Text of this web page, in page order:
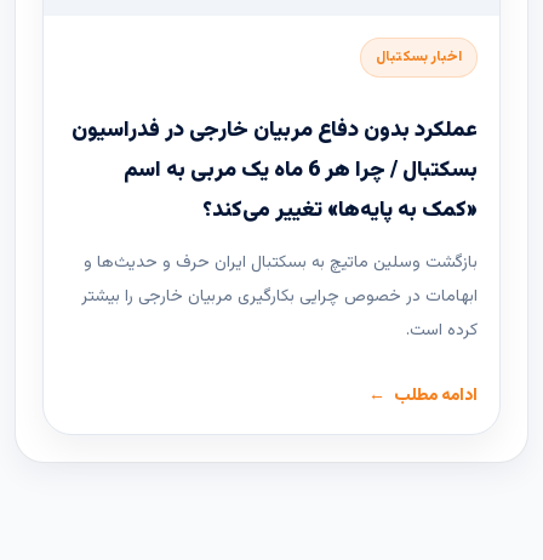
اخبار بسکتبال
عملکرد بدون دفاع مربیان خارجی در فدراسیون
بسکتبال / چرا هر 6 ماه یک مربی به اسم
«کمک به پایه‌ها» تغییر می‌کند؟
بازگشت وسلین ماتیچ به بسکتبال ایران حرف و حدیث‌ها و
ابهامات در خصوص چرایی بکارگیری مربیان خارجی را بیشتر
کرده است.
ادامه مطلب